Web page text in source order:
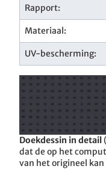
Rapport:
Materiaal:
UV-bescherming:
Doekdessin in detail
dat de op het
van het origineel